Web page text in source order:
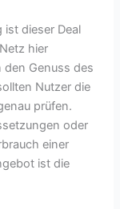
ist dieser Deal
hier
Genuss des
Nutzer die
prüfen.
oder
einer
ist die